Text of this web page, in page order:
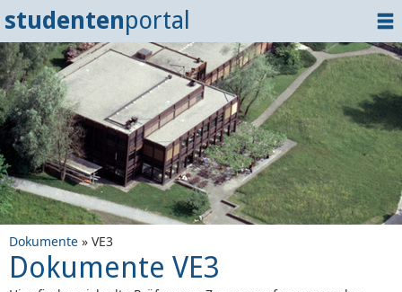
studentenportal
Home
Dokumente
Events
? Tipps
Login
Dokumente » VE3
Dokumente VE3